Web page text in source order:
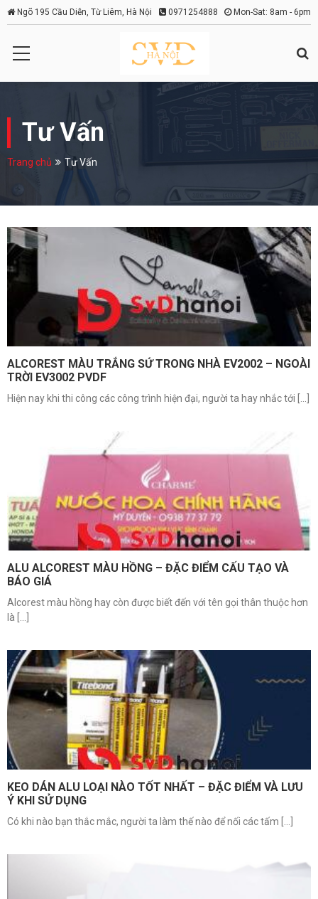
Ngõ 195 Cầu Diễn, Từ Liêm, Hà Nội 0971254888 Mon-Sat: 8am - 6pm
Tư Vấn
Trang chủ Tư Vấn
ALCOREST MÀU TRẮNG SỨ TRONG NHÀ EV2002 – NGOÀI
TRỜI EV3002 PVDF
Hiện nay khi thi công các công trình hiện đại, người ta hay nhắc tới [...]
ALU ALCOREST MÀU HỒNG – ĐẶC ĐIỂM CẤU TẠO VÀ
BÁO GIÁ
Alcorest màu hồng hay còn được biết đến với tên gọi thân thuộc hơn
là [...]
KEO DÁN ALU LOẠI NÀO TỐT NHẤT – ĐẶC ĐIỂM VÀ LƯU
Ý KHI SỬ DỤNG
Có khi nào bạn thắc mắc, người ta làm thế nào để nối các tấm [...]